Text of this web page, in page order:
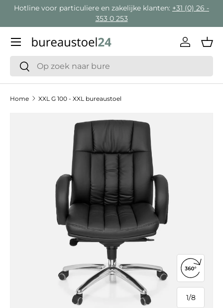
Hotline voor particuliere en zakelijke klanten: +31 (0) 26 -
353 0 253
Zoeken
Zoeken
Inloggen
Menu
Home XXL G 100 - XXL bureaustoel
Ga direct naar productinformatie
1/
van
8
360°-